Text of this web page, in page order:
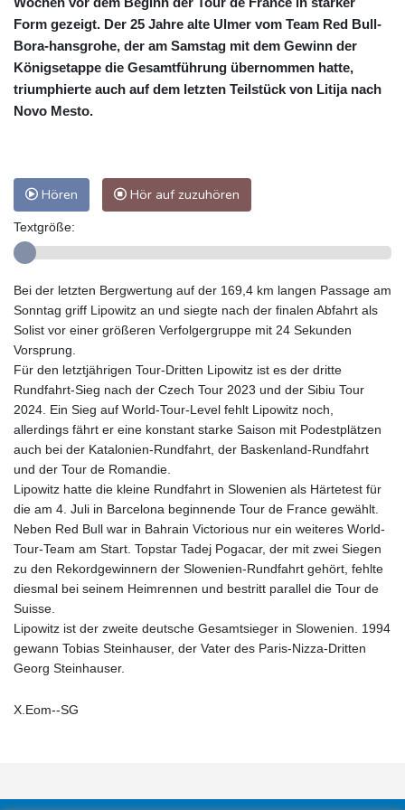
Form gezeigt. Der 25 Jahre alte Ulmer vom Team Red Bull-
Bora-hansgrohe, der am Samstag mit dem Gewinn der
Königsetappe die Gesamtführung übernommen hatte,
triumphierte auch auf dem letzten Teilstück von Litija nach
Novo Mesto.
Hören Hör auf zuzuhören
Textgröße:
Bei der letzten Bergwertung auf der 169,4 km langen Passage am
Sonntag griff Lipowitz an und siegte nach der finalen Abfahrt als
Solist vor einer größeren Verfolgergruppe mit 24 Sekunden
Vorsprung.
Für den letztjährigen Tour-Dritten Lipowitz ist es der dritte
Rundfahrt-Sieg nach der Czech Tour 2023 und der Sibiu Tour
2024. Ein Sieg auf World-Tour-Level fehlt Lipowitz noch,
allerdings fährt er eine konstant starke Saison mit Podestplätzen
auch bei der Katalonien-Rundfahrt, der Baskenland-Rundfahrt
und der Tour de Romandie.
Lipowitz hatte die kleine Rundfahrt in Slowenien als Härtetest für
die am 4. Juli in Barcelona beginnende Tour de France gewählt.
Neben Red Bull war in Bahrain Victorious nur ein weiteres World-
Tour-Team am Start. Topstar Tadej Pogacar, der mit zwei Siegen
zu den Rekordgewinnern der Slowenien-Rundfahrt gehört, fehlte
diesmal bei seinem Heimrennen und bestritt parallel die Tour de
Suisse.
Lipowitz ist der zweite deutsche Gesamtsieger in Slowenien. 1994
gewann Tobias Steinhauser, der Vater des Paris-Nizza-Dritten
Georg Steinhauser.
X.Eom--SG